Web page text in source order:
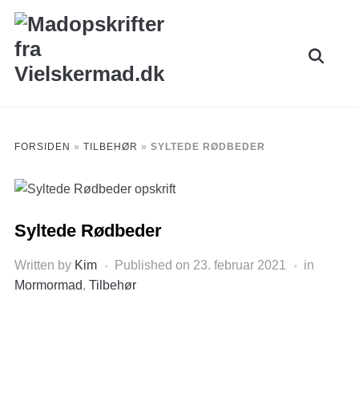
Skip
content
Search
FORSIDEN » TILBEHØR » SYLTEDE RØDBEDER
Syltede Rødbeder
Written by Kim Published on 23. februar 2021
in
Mormormad, Tilbehør